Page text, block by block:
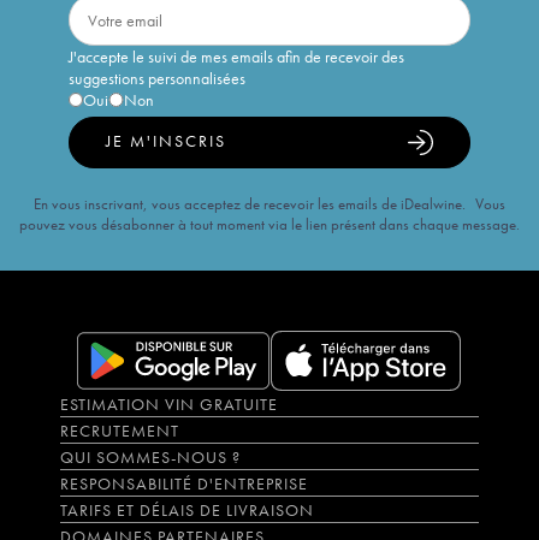
J'accepte le suivi de mes emails afin de recevoir des
suggestions personnalisées
Oui
Non
JE M'INSCRIS
En vous inscrivant, vous acceptez de recevoir les emails de iDealwine. Vous
pouvez vous désabonner à tout moment via le lien présent dans chaque message.
ESTIMATION VIN GRATUITE
RECRUTEMENT
QUI SOMMES-NOUS ?
RESPONSABILITÉ D'ENTREPRISE
TARIFS ET DÉLAIS DE LIVRAISON